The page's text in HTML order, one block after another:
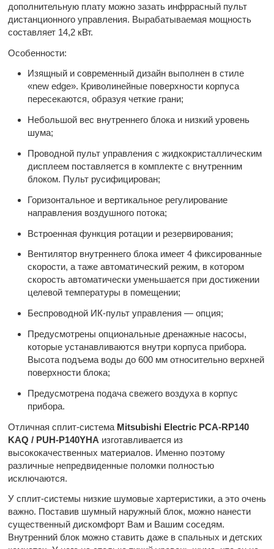
дополнительную плату можно зазать инфррасный пульт
дистанционного управления. Вырабатываемая мощность
составляет 14,2 кВт.
Особенности:
Изящный и современный дизайн выполнен в стиле
«new edge». Криволинейные поверхности корпуса
пересекаются, образуя четкие грани;
Небольшой вес внутреннего блока и низкий уровень
шума;
Проводной пульт управления с жидкокристаллическим
дисплеем поставляется в комплекте с внутренним
блоком. Пульт русифицирован;
Горизонтальное и вертикальное регулирование
направления воздушного потока;
Встроенная функция ротации и резервирования;
Вентилятор внутреннего блока имеет 4 фиксированные
скорости, а таже автоматический режим, в котором
скорость автоматически уменьшается при достижении
целевой температуры в помещении;
Беспроводной ИК-пульт управления — опция;
Предусмотрены опциональные дренажные насосы,
которые устанавливаются внутри корпуса прибора.
Высота подъема воды до 600 мм относительно верхней
поверхности блока;
Предусмотрена подача свежего воздуха в корпус
прибора.
Отличная сплит-система Mitsubishi Electric PCA-RP140
KAQ / PUH-P140YHA изготавливается из
высококачественных материалов. Именно поэтому
различные непредвиденные поломки полностью
исключаются.
У сплит-системы низкие шумовые хартеристики, а это очень
важно. Поставив шумный наружный блок, можно нанести
существенный дискомфорт Вам и Вашим соседям.
Внутренний блок можно ставить даже в спальных и детских